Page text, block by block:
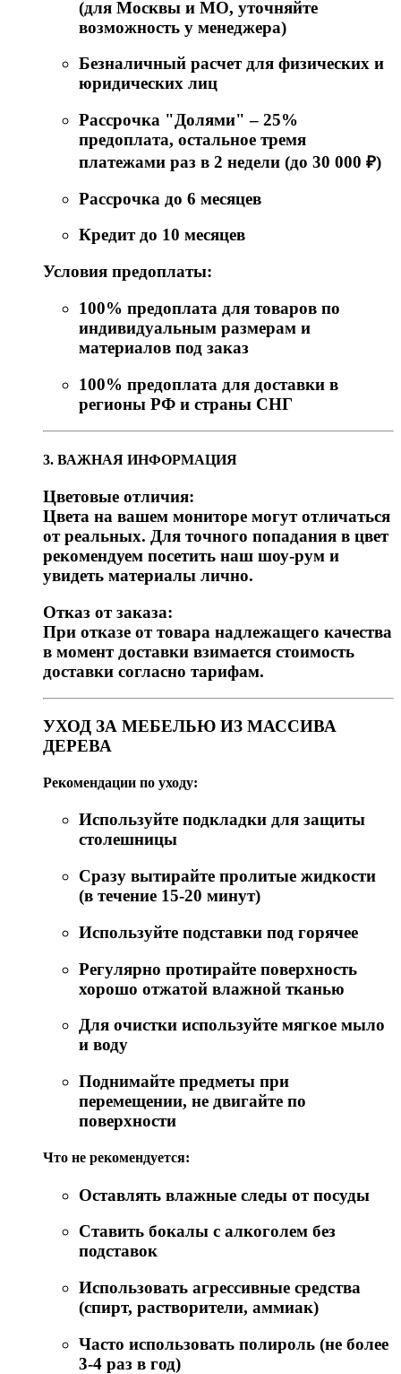
(для Москвы и МО, уточняйте
возможность у менеджера)
Безналичный расчет для физических и
юридических лиц
Рассрочка "Долями" – 25%
предоплата, остальное тремя
платежами раз в 2 недели (до 30 000 ₽)
Рассрочка до 6 месяцев
Кредит до 10 месяцев
Условия предоплаты:
100% предоплата для товаров по
индивидуальным размерам и
материалов под заказ
100% предоплата для доставки в
регионы РФ и страны СНГ
3. ВАЖНАЯ ИНФОРМАЦИЯ
Цветовые отличия:
Цвета на вашем мониторе могут отличаться
от реальных. Для точного попадания в цвет
рекомендуем посетить наш шоу-рум и
увидеть материалы лично.
Отказ от заказа:
При отказе от товара надлежащего качества
в момент доставки взимается стоимость
доставки согласно тарифам.
УХОД ЗА МЕБЕЛЬЮ ИЗ МАССИВА
ДЕРЕВА
Рекомендации по уходу:
Используйте подкладки для защиты
столешницы
Сразу вытирайте пролитые жидкости
(в течение 15-20 минут)
Используйте подставки под горячее
Регулярно протирайте поверхность
хорошо отжатой влажной тканью
Для очистки используйте мягкое мыло
и воду
Поднимайте предметы при
перемещении, не двигайте по
поверхности
Что не рекомендуется:
Оставлять влажные следы от посуды
Ставить бокалы с алкоголем без
подставок
Использовать агрессивные средства
(спирт, растворители, аммиак)
Часто использовать полироль (не более
3-4 раз в год)